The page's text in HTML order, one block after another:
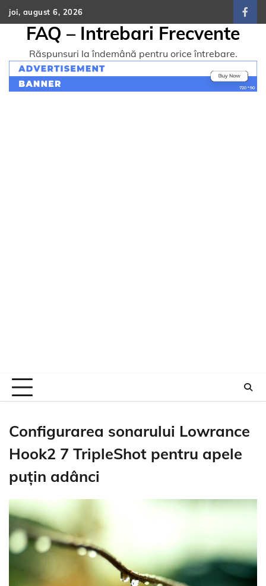
Skip
to
content
joi, august 6, 2026
FAQ – Intrebari Frecvente
Răspunsuri la îndemână pentru orice întrebare.
Configurarea sonarului Lowrance
Hook2 7 TripleShot pentru apele
puțin adânci